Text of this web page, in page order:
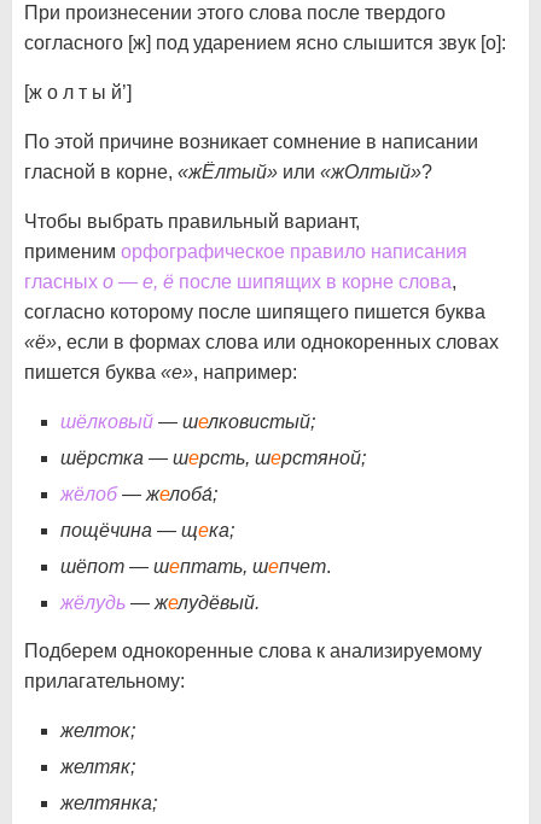
При произнесении этого слова после твердого
согласного [ж] под ударением ясно слышится звук [о]:
[ж о л т ы й’]
По этой причине возникает сомнение в написании
гласной в корне, «жЁлтый» или «жОлтый»?
Чтобы выбрать правильный вариант,
применим орфографическое правило написания
гласных о — е, ё после шипящих в корне слова,
согласно которому после шипящего пишется буква
«ё», если в формах слова или однокоренных словах
пишется буква «е», например:
шёлковый — шелковистый;
шёрстка — шерсть, шерстяной;
жёлоб— желоба́;
пощёчина — щека;
шёпот — шептать, шепчет.
жёлудь — желудёвый.
Подберем однокоренные слова к анализируемому
прилагательному:
желток;
желтяк;
желтянка;